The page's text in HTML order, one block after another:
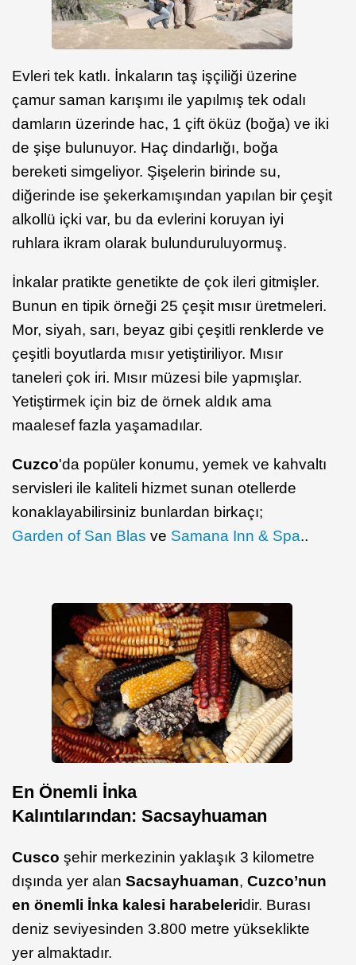
Evleri tek katlı. İnkaların taş işçiliği üzerine
çamur saman karışımı ile yapılmış tek odalı
damların üzerinde hac, 1 çift öküz (boğa) ve iki
de şişe bulunuyor. Haç dindarlığı, boğa
bereketi simgeliyor. Şişelerin birinde su,
diğerinde ise şekerkamışından yapılan bir çeşit
alkollü içki var, bu da evlerini koruyan iyi
ruhlara ikram olarak bulunduruluyormuş.
İnkalar pratikte genetikte de çok ileri gitmişler.
Bunun en tipik örneği 25 çeşit mısır üretmeleri.
Mor, siyah, sarı, beyaz gibi çeşitli renklerde ve
çeşitli boyutlarda mısır yetiştiriliyor. Mısır
taneleri çok iri. Mısır müzesi bile yapmışlar.
Yetiştirmek için biz de örnek aldık ama
maalesef fazla yaşamadılar.
Cuzco'da popüler konumu, yemek ve kahvaltı
servisleri ile kaliteli hizmet sunan otellerde
konaklayabilirsiniz bunlardan birkaçı;
Garden of San Blas ve Samana Inn & Spa..
En Önemli İnka
Kalıntılarından: Sacsayhuaman
Cusco şehir merkezinin yaklaşık 3 kilometre
dışında yer alan Sacsayhuaman, Cuzco’nun
en önemli İnka kalesi harabeleridir. Burası
deniz seviyesinden 3.800 metre yükseklikte
yer almaktadır.